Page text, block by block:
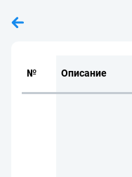
№ Описание